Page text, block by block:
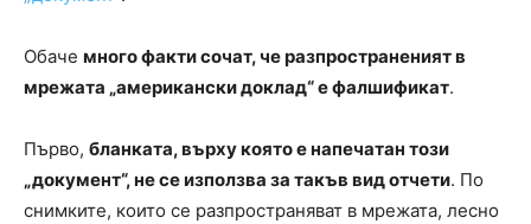
Обаче много факти сочат, че разпространеният в
мрежата „американски доклад“ е фалшификат.
Първо, бланката, върху която е напечатан този
„документ“, не се използва за такъв вид отчети. По
снимките, които се разпространяват в мрежата, лесно